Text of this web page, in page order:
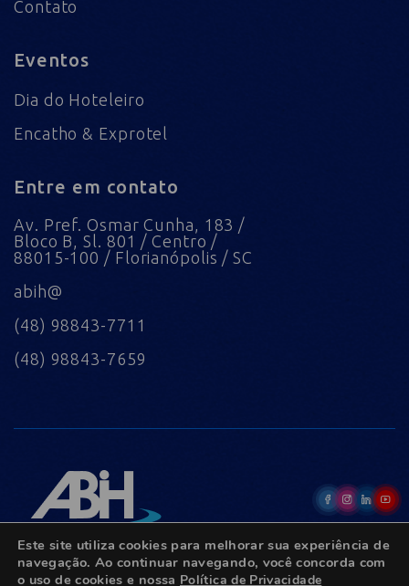
Contato
Eventos
Dia do Hoteleiro
Encatho & Exprotel
Entre em contato
Av. Pref. Osmar Cunha, 183 /
Bloco B, Sl. 801 / Centro /
88015-100 / Florianópolis / SC
abih@
(48) 98843-7711
(48) 98843-7659
Este site utiliza cookies para melhorar sua experiência de
navegação. Ao continuar navegando, você concorda com
o uso de cookies e nossa Política de Privacidade